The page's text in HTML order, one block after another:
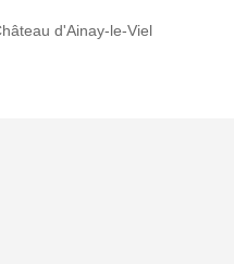
d'Ainay-le-Viel